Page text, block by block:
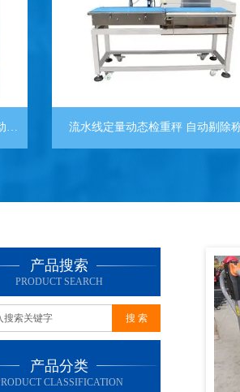
流水线定量动态检重秤 自动剔除称重
产品搜索
PRODUCT SEARCH
产品分类
CLASSIFICATION